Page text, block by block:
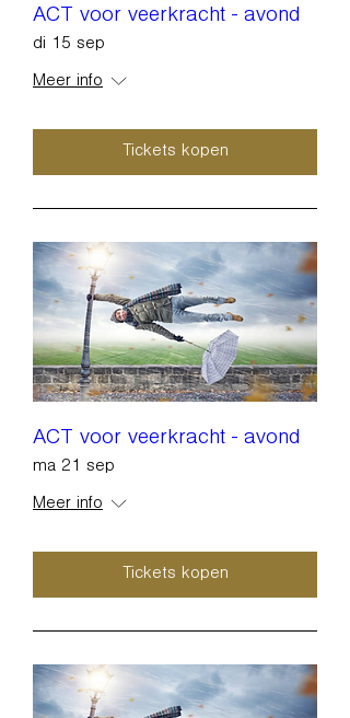
ACT voor veerkracht - avond
di 15 sep
Meer info
Tickets kopen
ACT voor veerkracht - avond
ma 21 sep
Meer info
Tickets kopen